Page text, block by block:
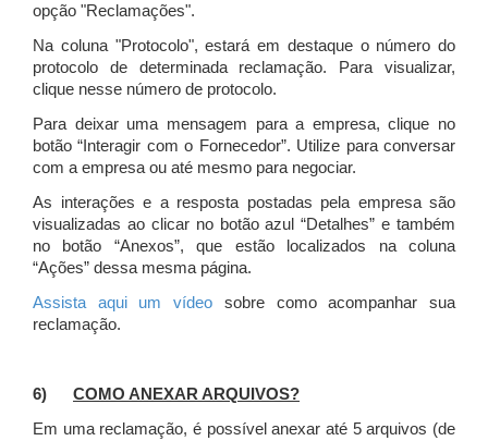
opção "Reclamações".
Na coluna "Protocolo", estará em destaque o número do
protocolo de determinada reclamação. Para visualizar,
clique nesse número de protocolo.
Para deixar uma mensagem para a empresa, clique no
botão “Interagir com o Fornecedor”. Utilize para conversar
com a empresa ou até mesmo para negociar.
As interações e a resposta postadas pela empresa são
visualizadas ao clicar no botão azul “Detalhes” e também
no botão “Anexos”, que estão localizados na coluna
“Ações” dessa mesma página.
Assista aqui um vídeo sobre como acompanhar sua
reclamação.
6) COMO ANEXAR ARQUIVOS?
Em uma reclamação, é possível anexar até 5 arquivos (de